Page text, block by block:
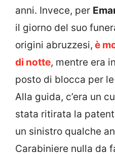
anni. Invece, per
il giorno del suo
origini abruzzesi, è
di notte, mentre era
posto di blocca per
Alla guida, c’era un
stata ritirata la
un sinistro qualche
Carabiniere nulla da